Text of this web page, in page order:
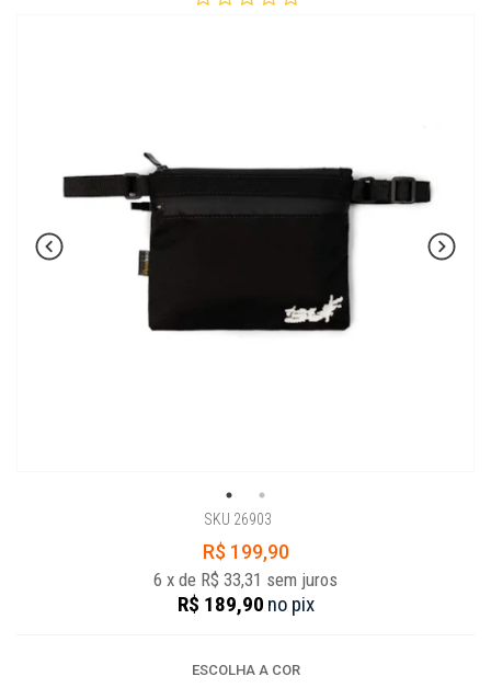
SKU 26903
R$ 199,90
6 x de R$ 33,31 sem juros
R$ 189,90 no pix
ESCOLHA A COR